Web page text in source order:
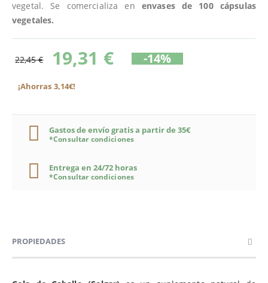
vegetal. Se comercializa en envases de 100 cápsulas
vegetales.
22,45 € 19,31 € -14%
¡Ahorras 3,14€!
Gastos de envío gratis a partir de 35€
*Consultar condiciones
Entrega en 24/72 horas
*Consultar condiciones
PROPIEDADES